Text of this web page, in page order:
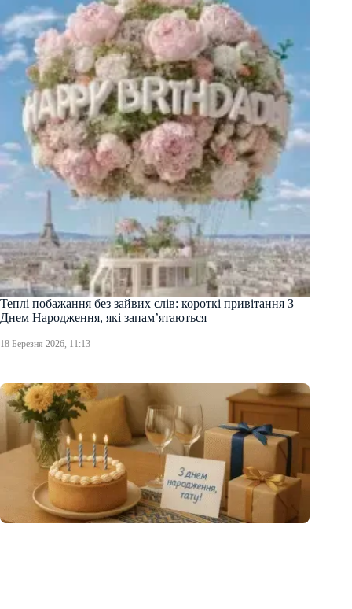
Теплі побажання без зайвих слів: короткі привітання З
Днем Народження, які запам’ятаються
18 Березня 2026, 11:13